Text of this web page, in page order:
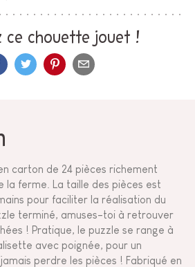
ce chouette jouet !
carton de 24 pièces richement
la ferme. La taille des pièces est
pour faciliter la réalisation du
terminé, amuses-toi à retrouver
! Pratique, le puzzle se range à
avec poignée, pour un
perdre les pièces ! Fabriqué en